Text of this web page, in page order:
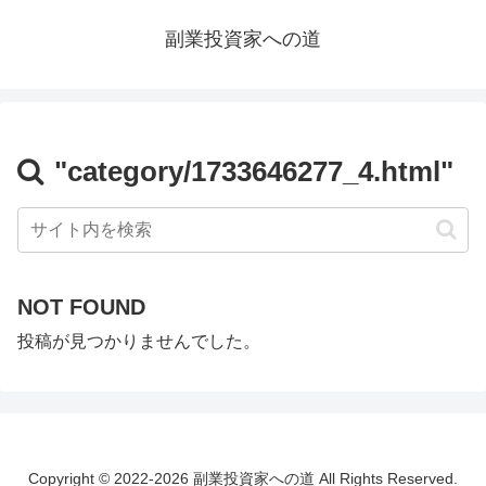
副業投資家への道
"category/1733646277_4.html"
NOT FOUND
投稿が見つかりませんでした。
Copyright © 2022-2026 副業投資家への道 All Rights Reserved.